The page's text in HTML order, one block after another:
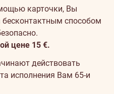
карточки, Вы
способом
цене 15 €.
действовать
исполнения Вам 65-и